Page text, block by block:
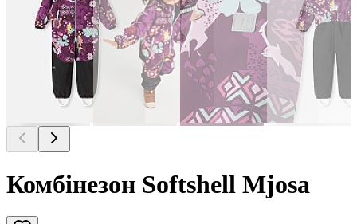
Комбінезон Softshell Mjosa